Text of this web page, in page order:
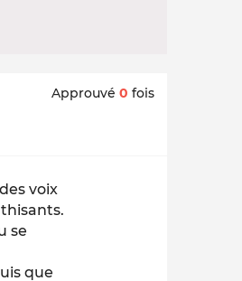
Approuvé 0 fois
voix
se
que